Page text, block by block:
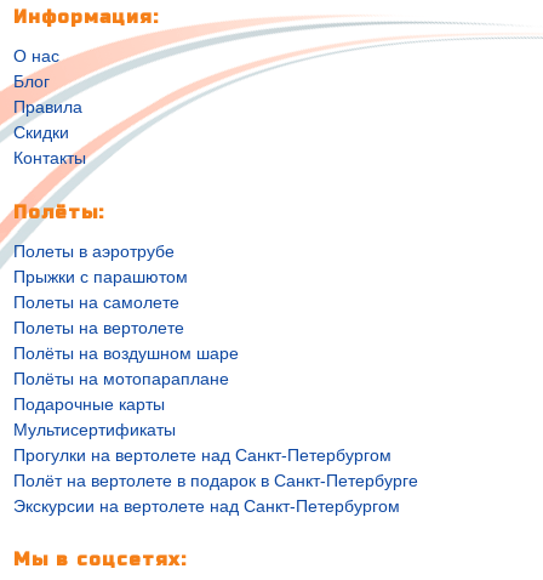
Информация:
О нас
Блог
Правила
Скидки
Контакты
Полёты:
Полеты в аэротрубе
Прыжки с парашютом
Полеты на самолете
Полеты на вертолете
Полёты на воздушном шаре
Полёты на мотопараплане
Подарочные карты
Мультисертификаты
Прогулки на вертолете над Санкт-Петербургом
Полёт на вертолете в подарок в Санкт-Петербурге
Экскурсии на вертолете над Санкт-Петербургом
Мы в соцсетях: